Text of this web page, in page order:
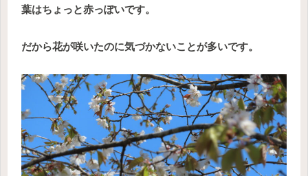
葉はちょっと赤っぽいです。
だから花が咲いたのに気づかないことが多いです。